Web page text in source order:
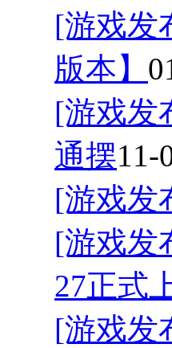
[游戏发
版本】
[游戏发
通摆11-
[游戏发
[游戏发
27正式
[游戏发